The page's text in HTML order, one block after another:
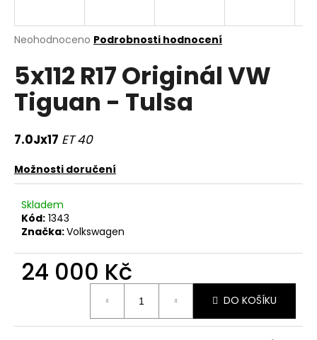
Průměrné
produktu
je
0,0
hvězdiček.
Neohodnoceno Podrobnosti hodnocení
5x112 R17 Originál VW
Tiguan - Tulsa
7.0Jx17 ET 40
Možnosti doručení
Skladem
Kód: 1343
Značka:Volkswagen
24 000 Kč
DO KOŠÍKU
j
t
?
D
o
p
o